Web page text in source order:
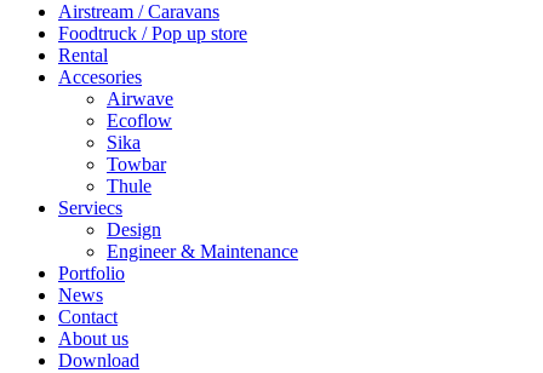
Airstream / Caravans
Foodtruck / Pop up store
Rental
Accesories
Airwave
Ecoflow
Sika
Towbar
Thule
Serviecs
Design
Engineer & Maintenance
Portfolio
News
Contact
About us
Download